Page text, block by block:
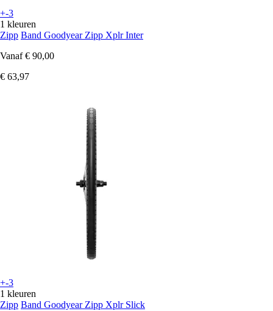
+-3
1 kleuren
Zipp Band Goodyear Zipp Xplr Inter
Vanaf € 90,00
€ 63,97
+-3
1 kleuren
Zipp Band Goodyear Zipp Xplr Slick